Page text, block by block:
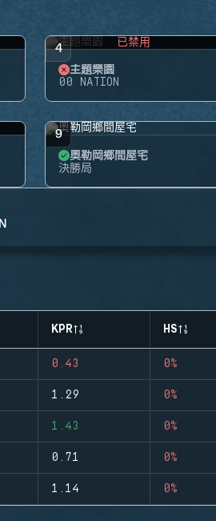
4 已禁用
主題樂園
00 NATION
9
奧勒岡鄉間屋宅
決勝局
KPR HS
0.43 0%
1.29 0%
1.43 0%
0.71 0%
1.14 0%